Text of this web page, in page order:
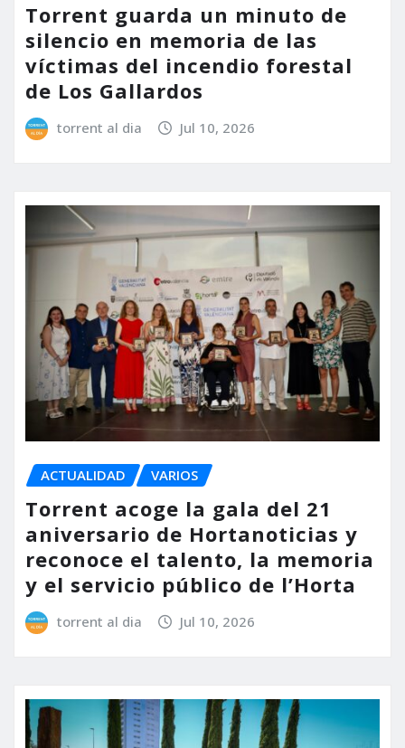
Torrent guarda un minuto de
silencio en memoria de las
víctimas del incendio forestal
de Los Gallardos
torrent al dia Jul 10, 2026
ACTUALIDAD VARIOS
Torrent acoge la gala del 21
aniversario de Hortanoticias y
reconoce el talento, la memoria
y el servicio público de l’Horta
torrent al dia Jul 10, 2026